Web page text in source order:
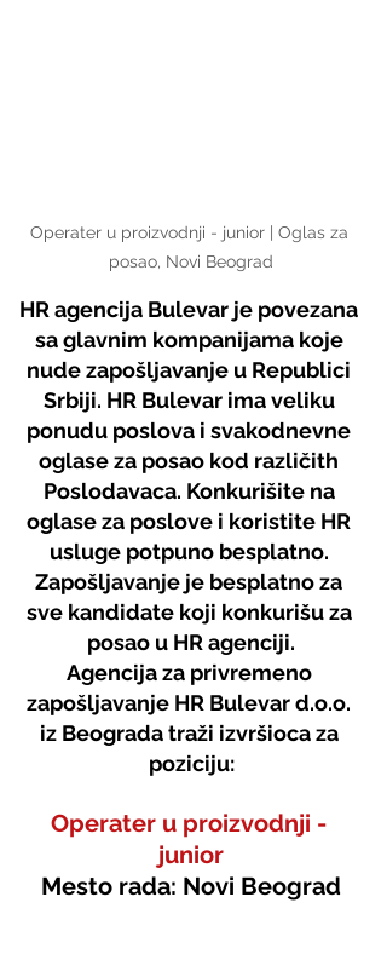
Operater u proizvodnji - junior | Oglas za
posao, Novi Beograd
HR agencija Bulevar je povezana
sa glavnim kompanijama koje
nude zapošljavanje u Republici
Srbiji. HR Bulevar ima veliku
ponudu poslova i svakodnevne
oglase za posao kod različith
Poslodavaca. Konkurišite na
oglase za poslove i koristite HR
usluge potpuno besplatno.
Zapošljavanje je besplatno za
sve kandidate koji konkurišu za
posao u HR agenciji.
Agencija za privremeno
zapošljavanje HR Bulevar d.o.o.
iz Beograda traži izvršioca za
poziciju:
Operater u proizvodnji -
junior
Mesto rada: Novi Beograd